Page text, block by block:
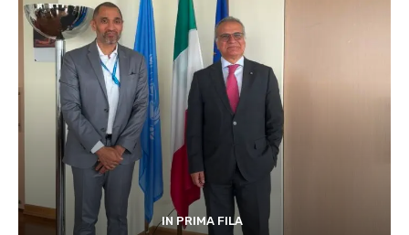
IN PRIMA FILA